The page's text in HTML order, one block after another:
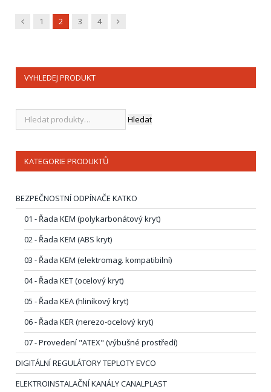
Předchozí
1 2 3 4 Další
VYHLEDEJ PRODUKT
Hledat
KATEGORIE PRODUKTŮ
BEZPEČNOSTNÍ ODPÍNAČE KATKO
01 - Řada KEM (polykarbonátový kryt)
02 - Řada KEM (ABS kryt)
03 - Řada KEM (elektromag. kompatibilní)
04 - Řada KET (ocelový kryt)
05 - Řada KEA (hliníkový kryt)
06 - Řada KER (nerezo-ocelový kryt)
07 - Provedení "ATEX" (výbušné prostředí)
DIGITÁLNÍ REGULÁTORY TEPLOTY EVCO
ELEKTROINSTALAČNÍ KANÁLY CANALPLAST